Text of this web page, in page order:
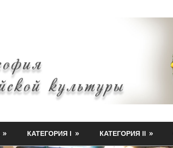
КАТЕГОРИЯ I КАТЕГОРИЯ II